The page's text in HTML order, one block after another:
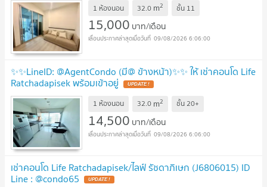
1 ห้องนอน 32.0 m2 ชั้น 11
15,000 บาท/เดือน
09/08/2026 6:06:00
✨✨LineID: @AgentCondo (มี@ ข้างหน้า)✨✨ ให้ เช่าคอนโด Life
Ratchadapisek พร้อมเข้าอยู่ UPDATE !
1 ห้องนอน 32.0 m2 ชั้น20+
14,500 บาท/เดือน
09/08/2026 6:06:00
เช่าคอนโด Life Ratchadapisek/ไลฟ์ รัชดาภิเษก (J6806015) ID
Line : @condo65 UPDATE !